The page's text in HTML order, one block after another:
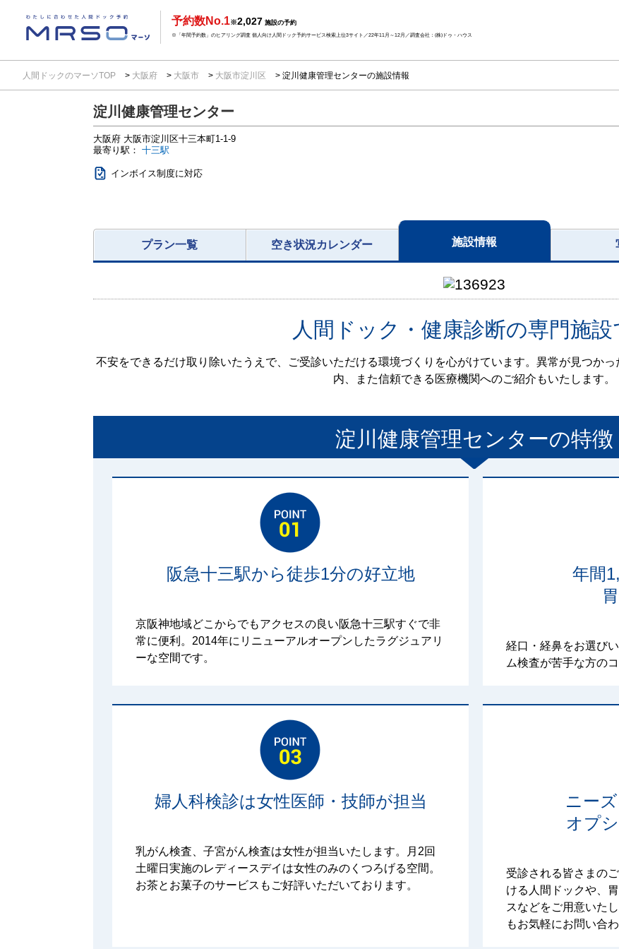
予約数No.1※2,027 施設の予約
※「年間予約数」のヒアリング調査 個人向け人間ドック予約サービス検索上位3サイト／22年11月～12月／調査会社：(株)ドゥ・ハウス
人間ドックのマーソTOP 大阪府 大阪市 大阪市淀川区 淀川健康管理センターの施設情報
淀川健康管理センター
大阪府 大阪市淀川区十三本町1-1-9
最寄り駅： 十三駅
インボイス制度に対応
プラン一覧 空き状況カレンダー 施設情報
人間ドック・健康診断の専門施設
不安をできるだけ取り除いたうえで、ご受診いただける環境づくりを心がけています。異常が見つか
内、また信頼できる医療機関へのご紹介もいたします。
淀川健康管理センターの特徴
阪急十三駅から徒歩1分の好立地
京阪神地域どこからでもアクセスの良い阪急十三駅すぐで非
常に便利。2014年にリニューアルオープンしたラグジュアリ
ーな空間です。
年間
経口・経鼻をお選び
ム検査が苦手な方の
婦人科検診は女性医師・技師が担当
乳がん検査、子宮がん検査は女性が担当いたします。月2回
土曜日実施のレディースデイは女性のみのくつろげる空間。
お茶とお菓子のサービスもご好評いただいております。
ニー
オプ
受診される皆さまの
ける人間ドックや、
スなどをご用意いた
もお気軽にお問い合